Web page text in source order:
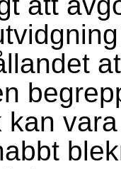
kan